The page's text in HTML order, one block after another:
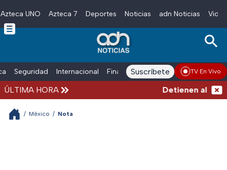
Skip to main content
Azteca UNO Azteca 7 Deportes Noticias adn Noticias
Seguridad Internacional Finanzas adn Noticias Radio
Suscríbete TV En Vivo
ÚLTIMA HORA Detienen al
/ México / Nota